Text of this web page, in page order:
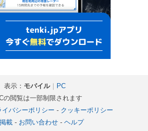
表示： モバイル｜
PC
の閲覧は一部制限されます
イバシーポリシー - クッキーポリシー
載- お問い合わせ- ヘルプ